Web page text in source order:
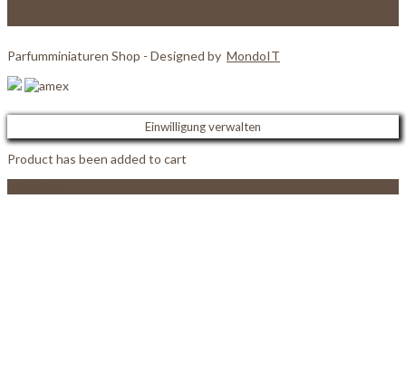
Parfumminiaturen Shop - Designed by MondoIT
Einwilligung verwalten
Product has been added to cart